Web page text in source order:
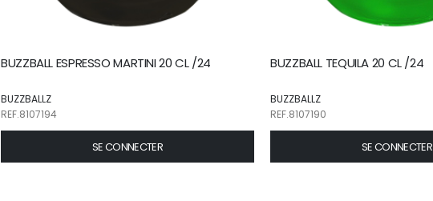
BUZZBALL ESPRESSO MARTINI 20 CL /24
BUZZBALLZ
REF.8107194
SE CONNECTER
BUZZBALL TEQUILA 20 CL /24
BUZZBALLZ
REF.8107190
SE CONNECTER